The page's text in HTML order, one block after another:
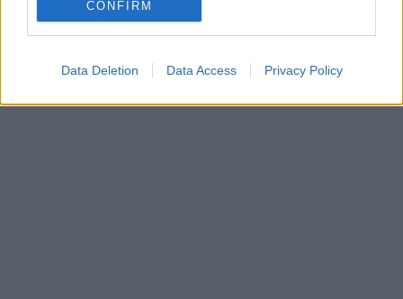
CONFIRM
Data Deletion Data Access Privacy Policy